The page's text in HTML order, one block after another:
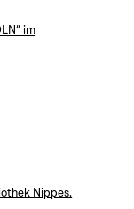
im
Nippes.